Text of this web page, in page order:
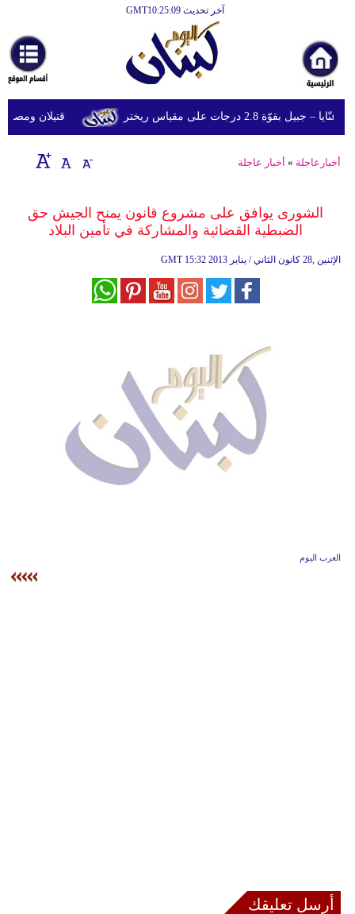
آخر تحديث GMT10:25:09
أخبارعاجلة
رياضة
ثقافة
إقتصاد
وموسيقى
أزياء
قتيلان ومصابون جراء 14 غارة إسرائيلية على 2.8 درجات على مقياس ريختر
أخبارعاجلة » أخبار عاجلة
الشورى يوافق على مشروع قانون يمنح الجيش حق
الضبطية القضائية والمشاركة في تأمين البلاد
GMT 15:32 2013 الإثنين ,28 كانون الثاني / يناير
العرب اليوم
أرسل تعليقك